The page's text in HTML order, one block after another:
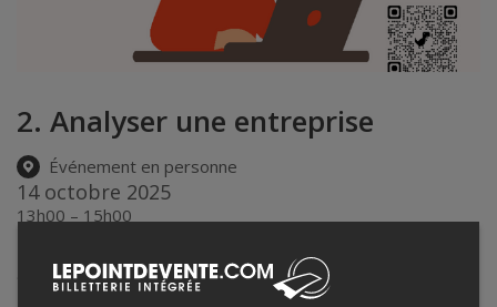
2. Analyser une entreprise
Événement en personne
14 octobre 2025
13h00 – 15h00
Le PONT
925 rue Laviolette (2e étage),Trois-Rivières